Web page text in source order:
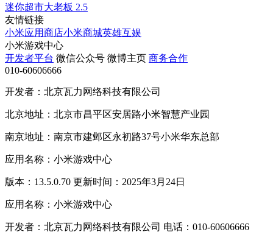
迷你超市大老板 2.5
友情链接
小米应用商店小米商城英雄互娱
小米游戏中心
开发者平台 微信公众号 微博主页 商务合作
010-60606666
开发者：北京瓦力网络科技有限公司
北京地址：北京市昌平区安居路小米智慧产业园
南京地址：南京市建邺区永初路37号小米华东总部
应用名称：小米游戏中心
版本：13.5.0.70 更新时间：2025年3月24日
应用名称：小米游戏中心
开发者：北京瓦力网络科技有限公司 电话：010-60606666